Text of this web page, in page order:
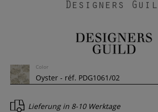
Designers
Color
Lieferung in 8-10 Werktage